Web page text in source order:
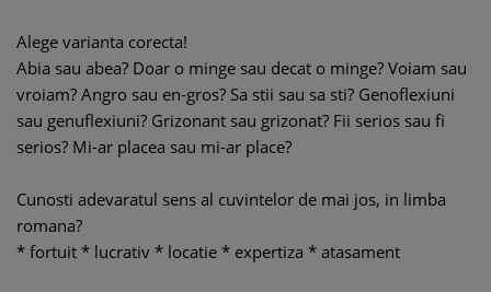
Alege varianta corecta!
Abia sau abea? Doar o minge sau decat o minge? Voiam sau
vroiam? Angro sau en-gros? Sa stii sau sa sti? Genoflexiuni
sau genuflexiuni? Grizonant sau grizonat? Fii serios sau fi
serios? Mi-ar placea sau mi-ar place?
Cunosti adevaratul sens al cuvintelor de mai jos, in limba
romana?
* fortuit * lucrativ * locatie * expertiza * atasament